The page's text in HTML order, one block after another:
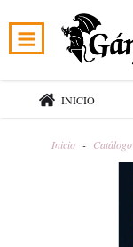
INICIO
Inicio - Catálogo